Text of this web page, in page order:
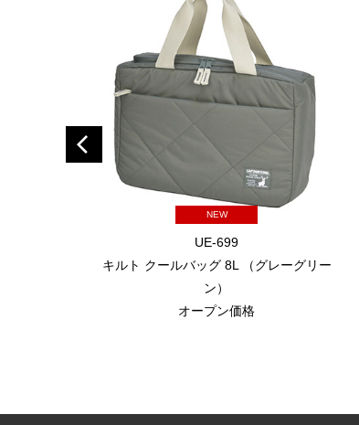
NEW
UE-699
キルト クールバッグ 8L （グレーグリー
ン）
オープン価格